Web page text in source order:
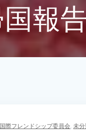
報
国際フレンドシップ委員会,未